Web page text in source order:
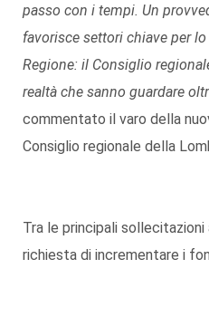
passo con i tempi. Un
favorisce settori chiave per
Regione: il Consiglio
realtà che sanno guardare
commentato il varo della
Consiglio regionale della
Tra le principali
richiesta di incrementare i